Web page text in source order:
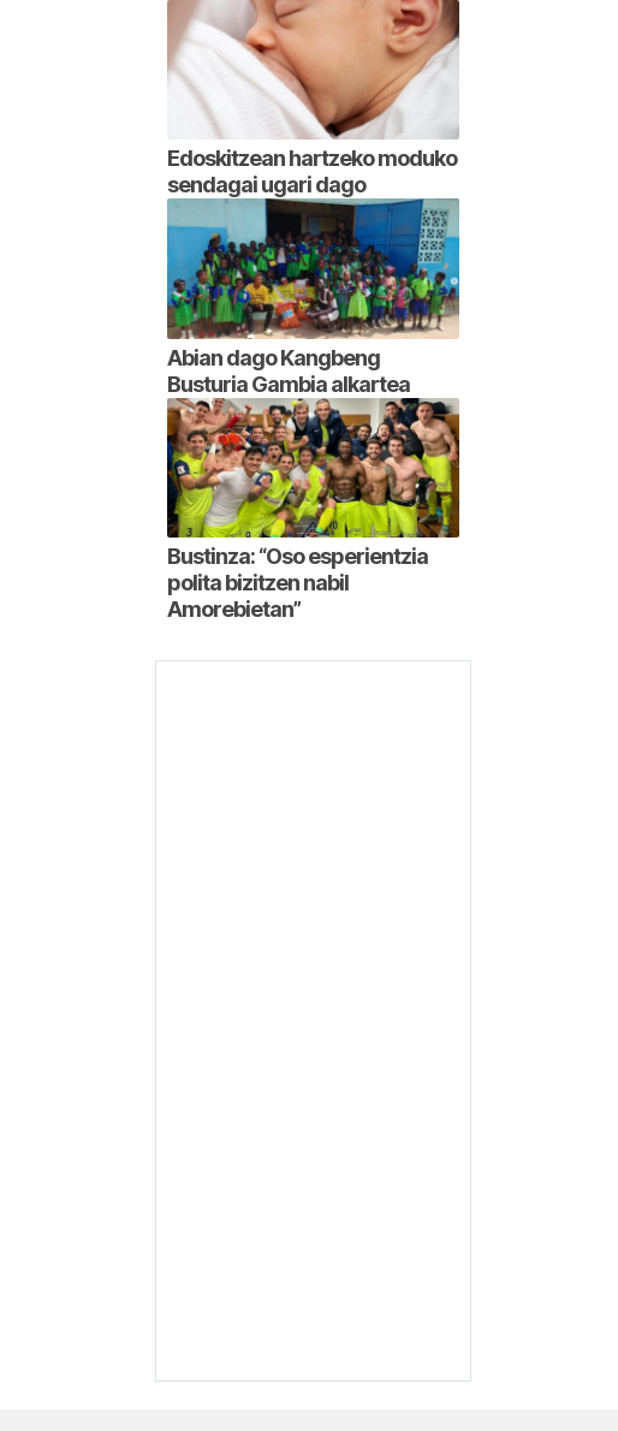
Edoskitzean hartzeko moduko
sendagai ugari dago
Abian dago Kangbeng
Busturia Gambia alkartea
Bustinza: “Oso esperientzia
polita bizitzen nabil
Amorebietan”